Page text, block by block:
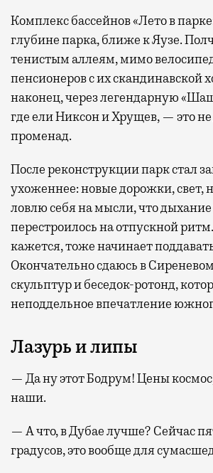
Комплекс бассейнов «Лето в
глубине парка, ближе к Яузе.
тенистым аллеям, мимо
пенсионеров с их скандинавской
наконец, через легендарную
где ели Никсон и Хрущев, — это не
променад.
После реконструкции парк стал
ухоженнее: новые дорожки, свет,
ловлю себя на мысли, что
перестроилось на отпускной
кажется, тоже начинает
Окончательно сдаюсь в
скульптур и беседок-ротонд,
неподдельное впечатление
Лазурь и липы
— Да ну этот Бодрум! Цены
наши.
— А что, в Дубае лучше? Сейчас
градусов, это вообще для